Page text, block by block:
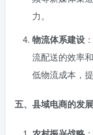
力。
物流体系建设
流配送的效率
低物流成本，
五、县域电商的发